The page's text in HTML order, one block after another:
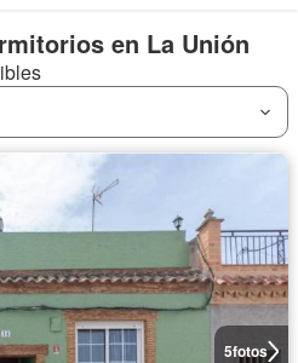
en La Unión
5fotos